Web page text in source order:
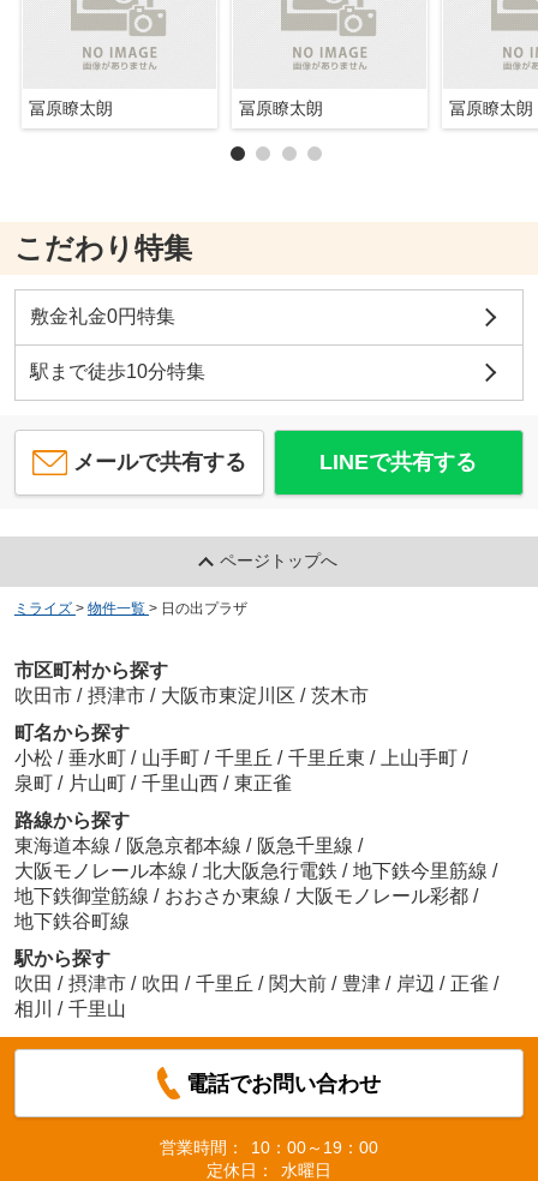
冨原瞭太朗 冨原瞭太朗 冨原瞭太朗
こだわり特集
敷金礼金0円特集
駅まで徒歩10分特集
メールで共有する LINEで共有する
ページトップへ
ミライズ > 物件一覧 > 日の出プラザ
市区町村から探す
吹田市 / 摂津市 / 大阪市東淀川区 / 茨木市
町名から探す
小松 / 垂水町 / 山手町 / 千里丘 / 千里丘東 / 上山手町 /
泉町 / 片山町 / 千里山西 / 東正雀
路線から探す
東海道本線 / 阪急京都本線 / 阪急千里線 /
大阪モノレール本線 / 北大阪急行電鉄 / 地下鉄今里筋線 /
地下鉄御堂筋線 / おおさか東線 / 大阪モノレール彩都 /
地下鉄谷町線
駅から探す
吹田 / 摂津市 / 吹田 / 千里丘 / 関大前 / 豊津 / 岸辺 / 正雀 /
相川
/ 千里山
電話でお問い合わせ
営業時間：
10：00～19：00
定休日：
水曜日